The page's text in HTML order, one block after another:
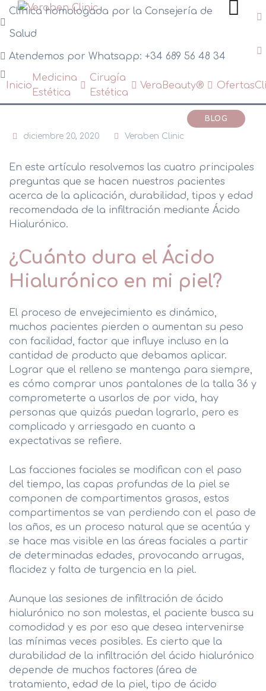
Clínica homologada por la Consejería de
Salud
Atendemos por Whatsapp: +34 689 56 48 34
Inicio
Medicina
Estética
Flacidez Facial
Corrección de Arrugas
Arrugas de Expresión
Volumen Facial / Rellenos
Mesoterapia con Vitaminas
Peelings
Rinomodelación
Tratamiento de Manchas
Bruxismo
LANLUMA V y LANLUMA X
HIFU Corporal
Criolipólisis
Celulitis
T-Chair
Flacidez Corporal
Obesidad
Adiposidad Localizada
Remodelación de Glúteos
Varices Estéticas
Cirugía
Estética
VeraBeauty® Ofertas
Skip
to
content
BLOG
diciembre 20, 2020 Veraben Clinic
En este artículo resolvemos las cuatro principales
preguntas que se hacen nuestros pacientes
acerca de la aplicación, durabilidad, tipos y edad
recomendada de la infiltración mediante Ácido
Hialurónico.
¿Cuánto dura el Ácido
Hialurónico en mi piel?
El proceso de envejecimiento es dinámico,
muchos pacientes pierden o aumentan su peso
con facilidad, factor que influye incluso en la
cantidad de producto que debamos aplicar.
Lograr que el relleno se mantenga para siempre,
es cómo comprar unos pantalones de la talla 36 y
comprometerte a usarlos de por vida, hay
personas que quizás puedan lograrlo, pero es
complicado y arriesgado en cuanto a
expectativas se refiere.
Las facciones faciales se modifican con el paso
del tiempo, las capas profundas de la piel se
componen de compartimentos grasos, estos
compartimentos se van perdiendo con el paso de
los años, es un proceso natural que se acentúa y
se hace mas visible en las áreas faciales a partir
de determinadas edades, provocando arrugas,
flacidez y falta de turgencia en la piel.
Aunque las sesiones de infiltración de ácido
hialurónico no son molestas, el paciente busca su
comodidad y es por eso que desea intervenirse
las mínimas veces posibles. Es cierto que la
durabilidad de la infiltración del ácido hialurónico
depende de muchos factores (área de
tratamiento, edad de la piel, tipo de ácido